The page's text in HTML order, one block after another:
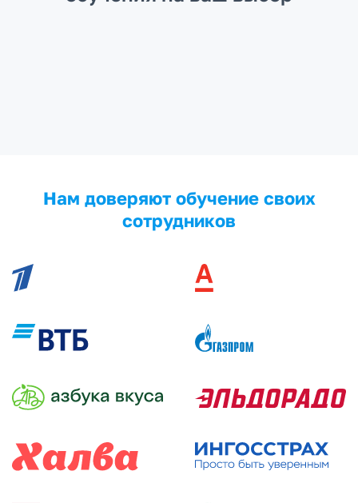
Нам доверяют обучение своих
сотрудников